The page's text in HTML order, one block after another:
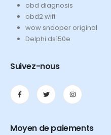
obd diagnosis
obd2 wifi
wow snooper original
Delphi ds150e
Suivez-nous
Moyen de paiements